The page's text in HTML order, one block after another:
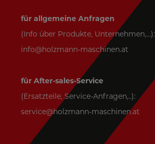
für allgemeine Anfragen
(Info über Produkte, Unternehmen,...):
info@holzmann-maschinen.at
für After-sales-Service
(Ersatzteile, Service-Anfragen,..):
service@holzmann-maschinen.at